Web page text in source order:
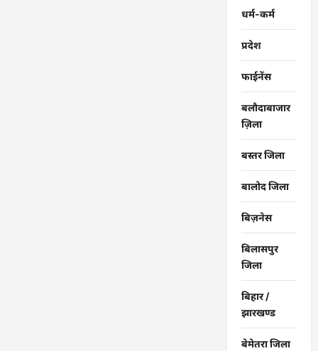
धर्म-कर्म
प्रदेश
फाईनेंस
बलौदाबाजार
ज़िला
बस्तर जिला
बालोद जिला
बिज़नेस
बिलासपुर
जिला
बिहार /
झारखण्ड
बेमेतरा जिला